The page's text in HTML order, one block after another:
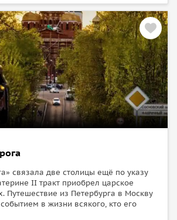
связала две столицы ещё по указу
II тракт приобрел царское
Путешествие из Петербурга в Москву
в жизни всякого, кто его